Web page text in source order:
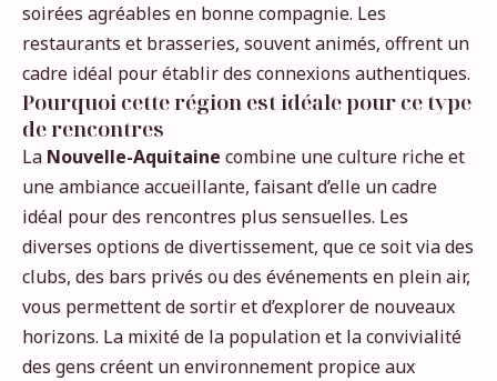
soirées agréables en bonne compagnie. Les
restaurants et brasseries, souvent animés, offrent un
cadre idéal pour établir des connexions authentiques.
Pourquoi cette région est idéale pour ce type
de rencontres
La Nouvelle-Aquitaine combine une culture riche et
une ambiance accueillante, faisant d’elle un cadre
idéal pour des rencontres plus sensuelles. Les
diverses options de divertissement, que ce soit via des
clubs, des bars privés ou des événements en plein air,
vous permettent de sortir et d’explorer de nouveaux
horizons. La mixité de la population et la convivialité
des gens créent un environnement propice aux